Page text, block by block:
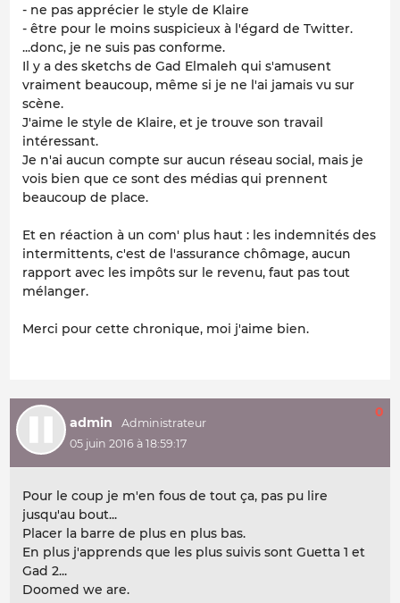
- ne pas apprécier le style de Klaire
- être pour le moins suspicieux à l'égard de Twitter.
...donc, je ne suis pas conforme.
Il y a des sketchs de Gad Elmaleh qui s'amusent
vraiment beaucoup, même si je ne l'ai jamais vu sur
scène.
J'aime le style de Klaire, et je trouve son travail
intéressant.
Je n'ai aucun compte sur aucun réseau social, mais je
vois bien que ce sont des médias qui prennent
beaucoup de place.
Et en réaction à un com' plus haut : les indemnités des
intermittents, c'est de l'assurance chômage, aucun
rapport avec les impôts sur le revenu, faut pas tout
mélanger.
Merci pour cette chronique, moi j'aime bien.
admin
05 juin 2016 à 18:59:17
0
Pour le coup je m'en fous de tout ça, pas pu lire
jusqu'au bout...
Placer la barre de plus en plus bas.
En plus j'apprends que les plus suivis sont Guetta 1 et
Gad 2...
Doomed we are.